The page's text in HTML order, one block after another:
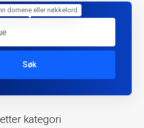
Søk
kategori
domene eller nøkkelord